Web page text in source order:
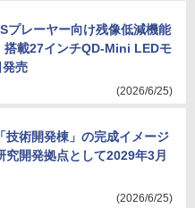
プレーヤー向け残像低減機能
搭載27インチQD-Mini LEDモ
発売
(2026/6/25)
技術開発棟」の完成イメージ
究開発拠点として2029年3月
(2026/6/25)